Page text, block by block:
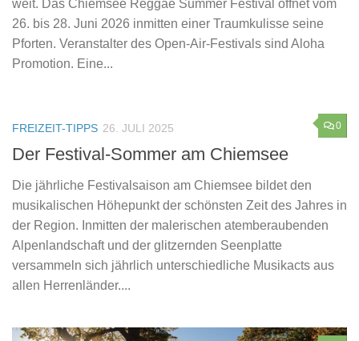
weit. Das Chiemsee Reggae Summer Festival öffnet vom
26. bis 28. Juni 2026 inmitten einer Traumkulisse seine
Pforten. Veranstalter des Open-Air-Festivals sind Aloha
Promotion. Eine...
0
FREIZEIT-TIPPS 26. JULI 2025
Der Festival-Sommer am Chiemsee
Die jährliche Festivalsaison am Chiemsee bildet den
musikalischen Höhepunkt der schönsten Zeit des Jahres in
der Region. Inmitten der malerischen atemberaubenden
Alpenlandschaft und der glitzernden Seenplatte
versammeln sich jährlich unterschiedliche Musikacts aus
allen Herrenländer....